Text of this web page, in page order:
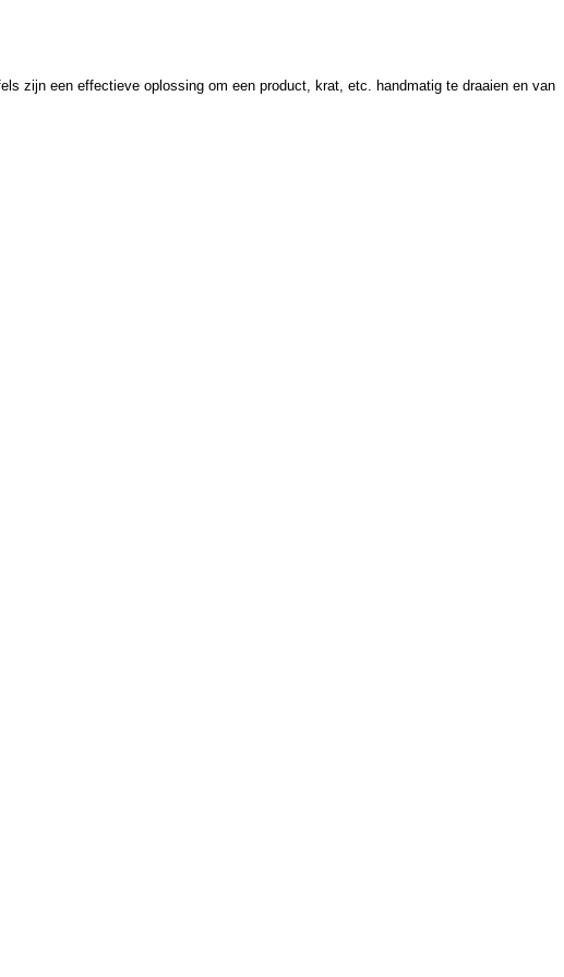
zijn een effectieve oplossing om een product, krat, etc. handmatig te draaien en van